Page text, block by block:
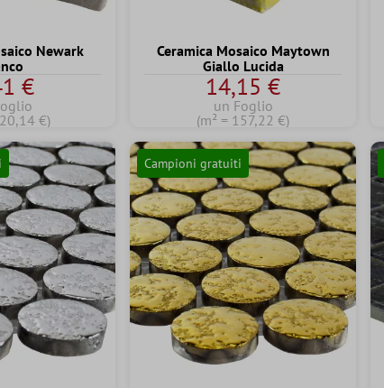
Newark
€
€)
Ceramica Mosaico Maytown
Giallo Lucida
14,15 €
un Foglio
(m² = 157,22 €)
Campioni gratuiti